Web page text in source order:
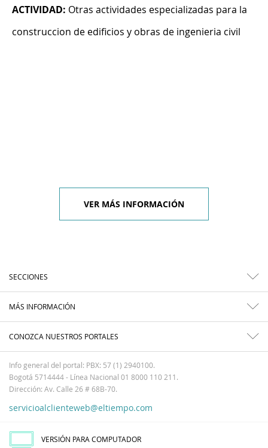
ACTIVIDAD: Otras actividades especializadas para la
construccion de edificios y obras de ingenieria civil
VER MÁS INFORMACIÓN
SECCIONES
MÁS INFORMACIÓN
CONOZCA NUESTROS PORTALES
Info general del portal: PBX: 57 (1) 2940100.
Bogotá 5714444 - Línea Nacional 01 8000 110 211.
Dirección: Av. Calle 26 # 68B-70.
servicioalclienteweb@eltiempo.com
VERSIÓN PARA COMPUTADOR